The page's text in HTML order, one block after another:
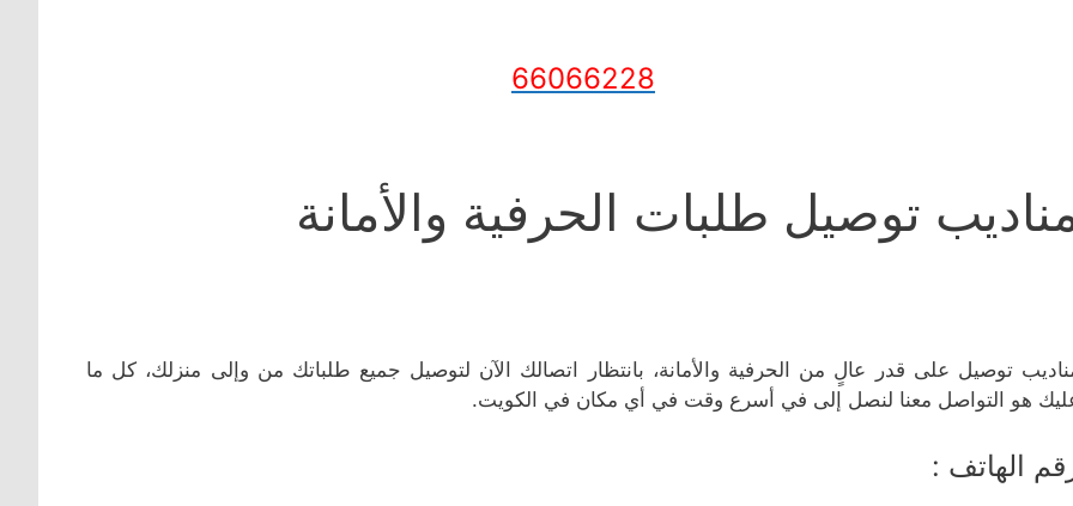
66066228
توصيل طلبات الحرفية والأمانة
توصيل على قدر عالٍ من الحرفية والأمانة، بانتظار اتصالك الآن لتوصيل جميع طلباتك من وإلى منزلك، كل ما
هو التواصل معنا لنصل إلى في أسرع وقت في أي مكان في الكويت.
الهاتف :